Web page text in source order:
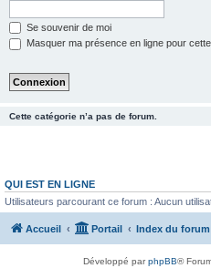
Se souvenir de moi
Masquer ma présence en ligne pour
Cette catégorie n’a pas de forum.
QUI EST EN LIGNE
Utilisateurs parcourant ce forum : Aucun
Accueil Portail Index du forum
Développé parphpBB®